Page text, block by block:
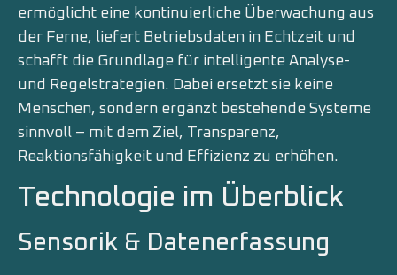
ermöglicht eine kontinuierliche Überwachung aus
der Ferne, liefert Betriebsdaten in Echtzeit und
schafft die Grundlage für intelligente Analyse-
und Regelstrategien. Dabei ersetzt sie keine
Menschen, sondern ergänzt bestehende Systeme
sinnvoll – mit dem Ziel, Transparenz,
Reaktionsfähigkeit und Effizienz zu erhöhen.
Technologie im Überblick
Sensorik & Datenerfassung